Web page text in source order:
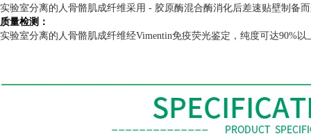
实验室分离的人骨骼肌成纤维采用 - 胶原酶混合酶消化后差速贴壁制备
质量检测：
实验室分离的人骨骼肌成纤维经Vimentin免疫荧光鉴定，纯度可达90%以